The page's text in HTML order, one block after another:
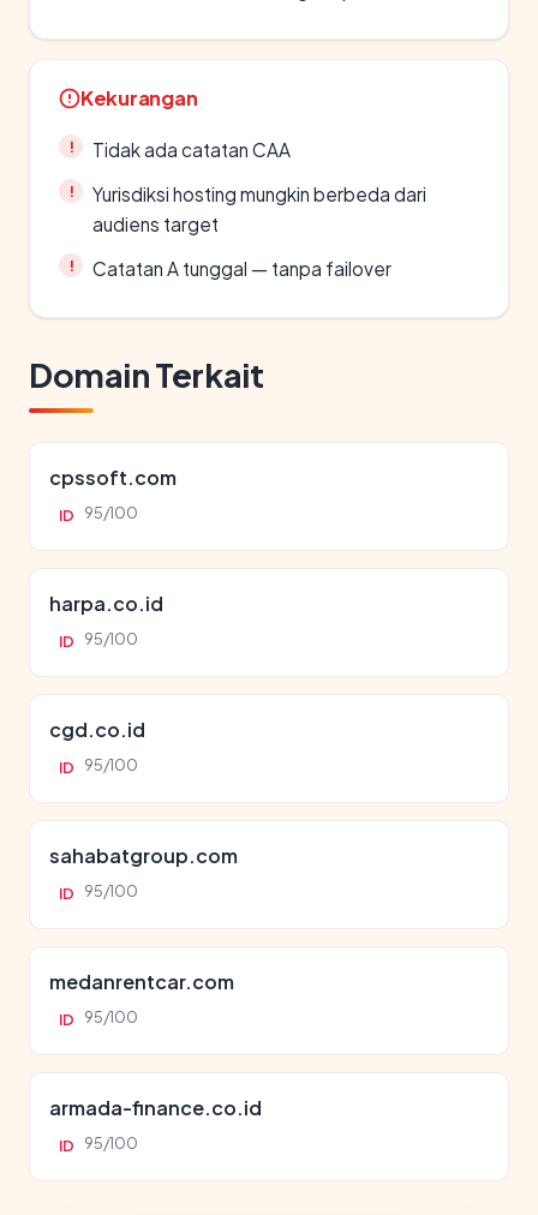
Kekurangan
Tidak ada catatan CAA
Yurisdiksi hosting mungkin berbeda dari
audiens target
Catatan A tunggal — tanpa failover
Domain Terkait
cpssoft.com
ID 95/100
harpa.co.id
ID 95/100
cgd.co.id
ID 95/100
sahabatgroup.com
ID 95/100
medanrentcar.com
ID 95/100
armada-finance.co.id
ID 95/100